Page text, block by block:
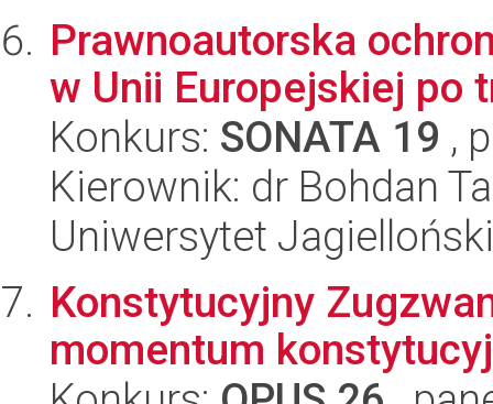
Prawnoautorska
w Unii Europejskiej po
Konkurs: SONATA 19 ,
Kierownik: dr Bohdan
Uniwersytet
Konstytucyjny
momentum